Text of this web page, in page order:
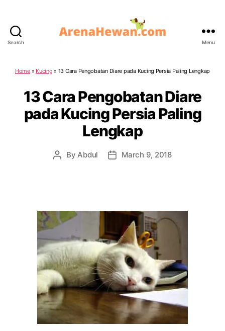
Search Menu
Home» Kucing » 13 Cara Pengobatan Diare pada Kucing Persia Paling Lengkap
13 Cara Pengobatan Diare
pada Kucing Persia Paling
Lengkap
PostByAbdul
PostMarch 9, 2018